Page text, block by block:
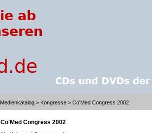
Medienkatalog > Kongresse > Co'Med Congress 2002
Co'Med Congress 2002